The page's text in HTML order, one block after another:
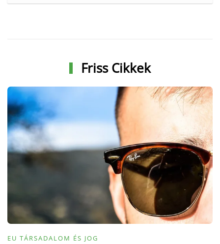
Friss Cikkek
EU TÁRSADALOM ÉS JOG